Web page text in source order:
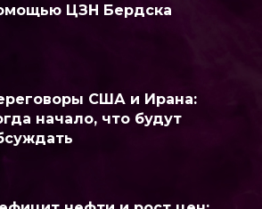
ЦЗН Бердска
США и Ирана:
начало, что будут